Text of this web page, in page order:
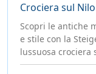
Crociera sul
Scopri le antiche
e stile con la
lussuosa crociera